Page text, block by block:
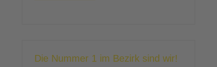
Die Nummer 1 im Bezirk sind wir!